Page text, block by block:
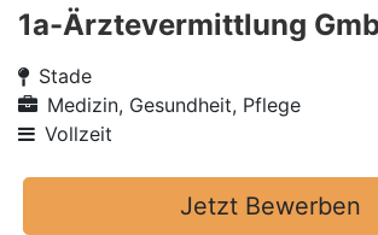
1a-Ärztevermittlung
Stade
Medizin, Gesundheit, Pflege
Vollzeit
Jetzt Bewerben